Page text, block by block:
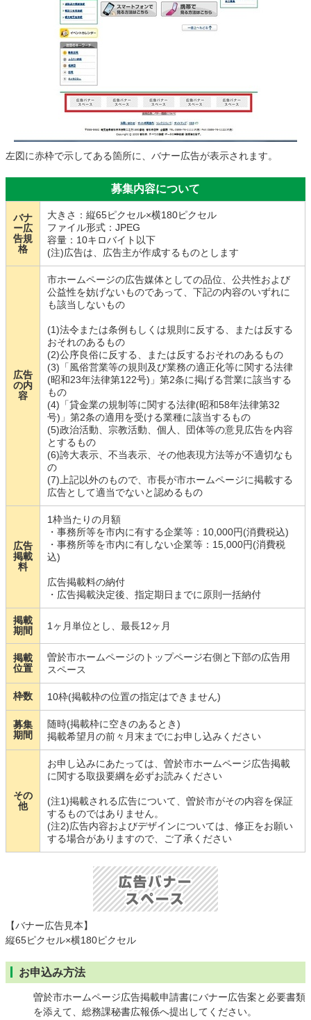
左図に赤枠で示してある箇所に、バナー広告が表示されます。
募集内容について
バナ
ー広
告規
格
大きさ：縦65ピクセル×横180ピクセル
ファイル形式：JPEG
容量：10キロバイト以下
(注)広告は、広告主が作成するものとします
広告
の内
容
市ホームページの広告媒体としての品位、公共性および
公益性を妨げないものであって、下記の内容のいずれに
も該当しないもの
(1)法令または条例もしくは規則に反する、または反する
おそれのあるもの
(2)公序良俗に反する、または反するおそれのあるもの
(3)「風俗営業等の規則及び業務の適正化等に関する法律
(昭和23年法律第122号)」第2条に掲げる営業に該当する
もの
(4)「貸金業の規制等に関する法律(昭和58年法律第32
号)」第2条の適用を受ける業種に該当するもの
(5)政治活動、宗教活動、個人、団体等の意見広告を内容
とするもの
(6)誇大表示、不当表示、その他表現方法等が不適切なも
の
(7)上記以外のもので、市長が市ホームページに掲載する
広告として適当でないと認めるもの
広告
掲載
料
1枠当たりの月額
・事務所等を市内に有する企業等：10,000円(消費税込)
・事務所等を市内に有しない企業等：15,000円(消費税
込)
広告掲載料の納付
・広告掲載決定後、指定期日までに原則一括納付
掲載
期間
1ヶ月単位とし、最長12ヶ月
掲載
位置
曽於市ホームページのトップページ右側と下部の広告用
スペース
枠数 10枠(掲載枠の位置の指定はできません)
募集
期間
随時(掲載枠に空きのあるとき)
掲載希望月の前々月末までにお申し込みください
その
他
お申し込みにあたっては、曽於市ホームページ広告掲載
に関する取扱要綱を必ずお読みください
(注1)掲載される広告について、曽於市がその内容を保証
するものではありません。
(注2)広告内容およびデザインについては、修正をお願い
する場合がありますので、ご了承ください
【バナー広告見本】
縦65ピクセル×横180ピクセル
お申込み方法
曽於市ホームページ広告掲載申請書にバナー広告案と必要書類
を添えて、総務課秘書広報係へ提出してください。